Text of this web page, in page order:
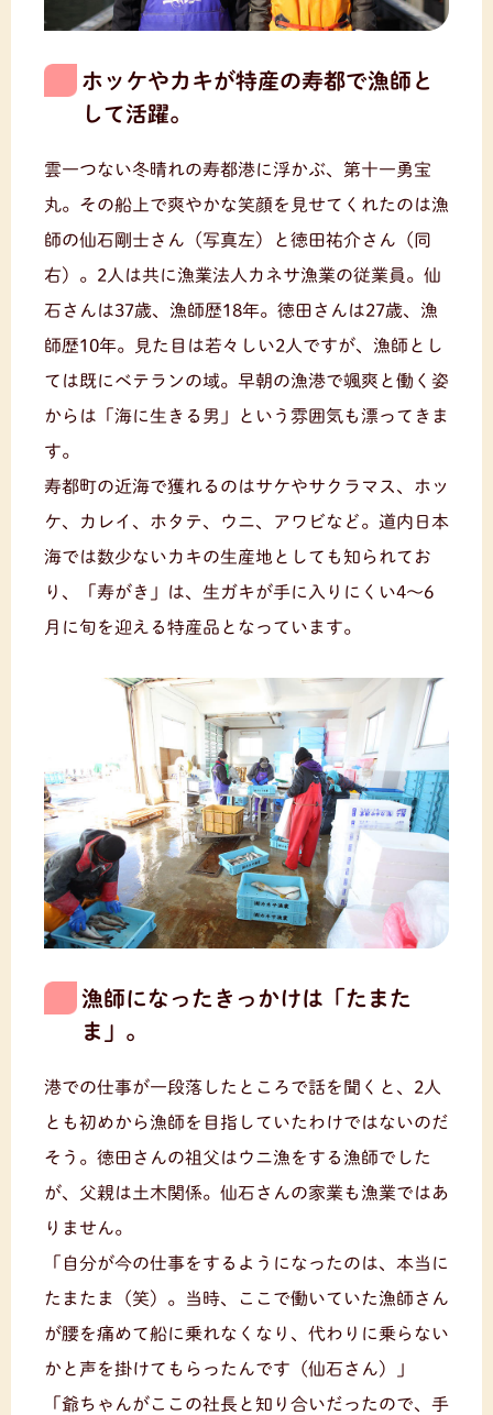
ホッケやカキが特産の寿都で漁師と
して活躍。
雲一つない冬晴れの寿都港に浮かぶ、第十一勇宝
丸。その船上で爽やかな笑顔を見せてくれたのは漁
師の仙石剛士さん（写真左）と徳田祐介さん（同
右）。2人は共に漁業法人カネサ漁業の従業員。仙
石さんは37歳、漁師歴18年。徳田さんは27歳、漁
師歴10年。見た目は若々しい2人ですが、漁師とし
ては既にベテランの域。早朝の漁港で颯爽と働く姿
からは「海に生きる男」という雰囲気も漂ってきま
す。
寿都町の近海で獲れるのはサケやサクラマス、ホッ
ケ、カレイ、ホタテ、ウニ、アワビなど。道内日本
海では数少ないカキの生産地としても知られてお
り、「寿がき」は、生ガキが手に入りにくい4～6
月に旬を迎える特産品となっています。
漁師になったきっかけは「たまた
ま」。
港での仕事が一段落したところで話を聞くと、2人
とも初めから漁師を目指していたわけではないのだ
そう。徳田さんの祖父はウニ漁をする漁師でした
が、父親は土木関係。仙石さんの家業も漁業ではあ
りません。
「自分が今の仕事をするようになったのは、本当に
たまたま（笑）。当時、ここで働いていた漁師さん
が腰を痛めて船に乗れなくなり、代わりに乗らない
かと声を掛けてもらったんです（仙石さん）」
「爺ちゃんがここの社長と知り合いだったので、手